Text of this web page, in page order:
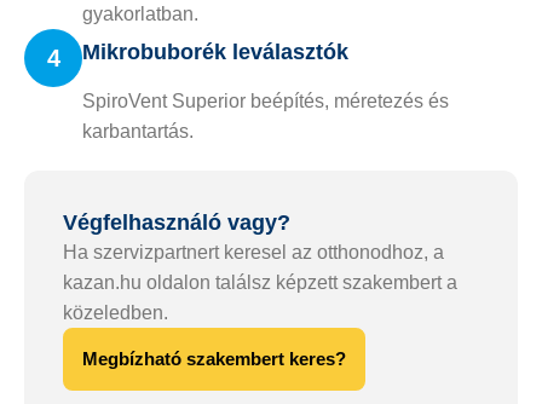
gyakorlatban.
4 Mikrobuborék leválasztók
SpiroVent Superior beépítés, méretezés és
karbantartás.
Végfelhasználó vagy?
Ha szervizpartnert keresel az otthonodhoz, a
kazan.hu oldalon találsz képzett szakembert a
közeledben.
Megbízható szakembert keres?